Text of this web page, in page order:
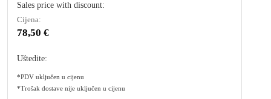
Sales price with discount:
Cijena:
78,50 €
Uštedite:
*PDV uključen u cijenu
*Trošak dostave nije uključen u cijenu